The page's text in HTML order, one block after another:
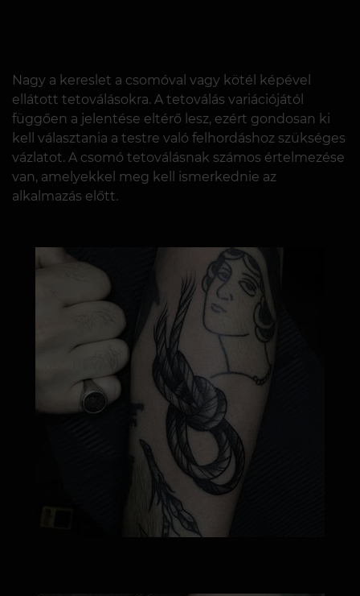
Nagy a kereslet a csomóval vagy kötél képével
ellátott tetoválásokra. A tetoválás variációjától
függően a jelentése eltérő lesz, ezért gondosan ki
kell választania a testre való felhordáshoz szükséges
vázlatot. A csomó tetoválásnak számos értelmezése
van, amelyekkel meg kell ismerkednie az
alkalmazás előtt.